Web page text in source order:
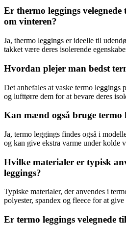
Er thermo leggings
om vinteren?
Ja, thermo leggings er ideelle til
takket være deres isolerende
Hvordan plejer man bedst
Det anbefales at vaske termo leggings
og lufttørre dem for at bevare deres
Kan mænd også bruge termo
Ja, termo leggings findes også i
og kan give ekstra varme under kolde
Hvilke materialer er typisk
leggings?
Typiske materialer, der anvendes i
polyester, spandex og fleece for at
Er termo leggings velegnede